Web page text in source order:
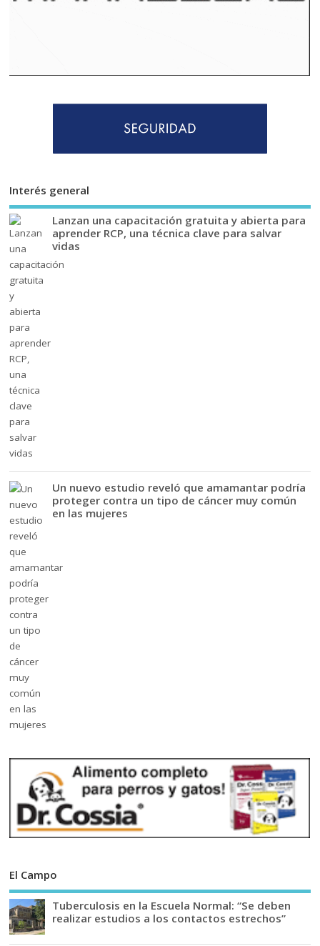
Interés general
Lanzan una capacitación gratuita y abierta para
aprender RCP, una técnica clave para salvar
vidas
Un nuevo estudio reveló que amamantar podría
proteger contra un tipo de cáncer muy común
en las mujeres
El Campo
Tuberculosis en la Escuela Normal: “Se deben
realizar estudios a los contactos estrechos”